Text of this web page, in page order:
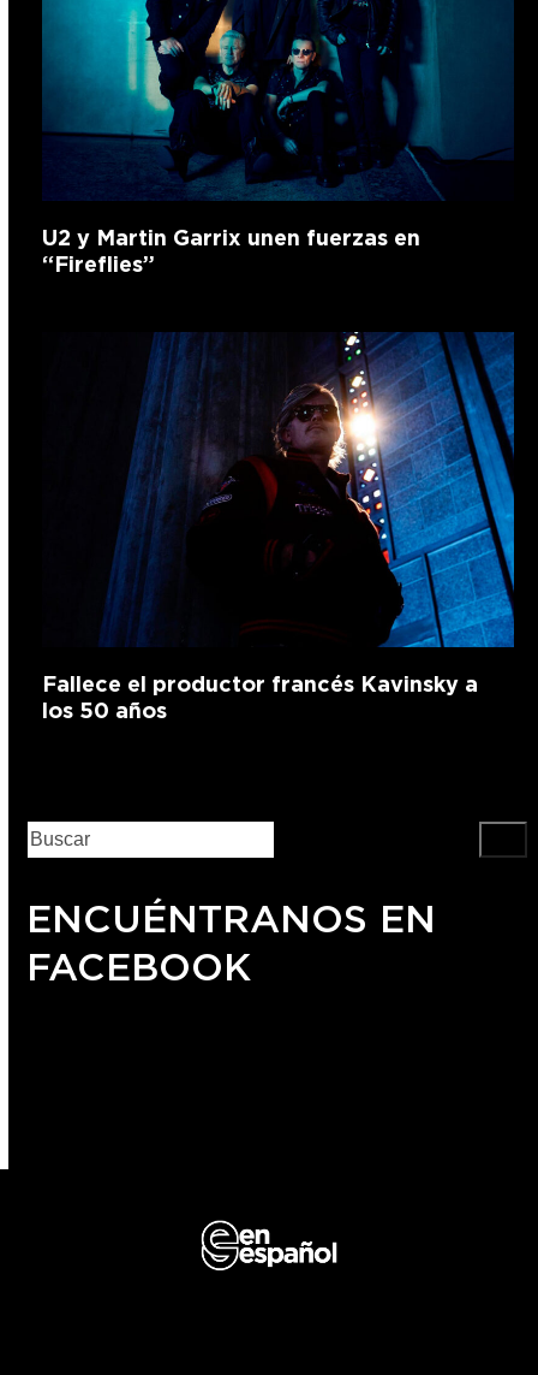
U2 y Martin Garrix unen fuerzas en
“Fireflies”
Fallece el productor francés Kavinsky a
los 50 años
ENCUÉNTRANOS EN
FACEBOOK